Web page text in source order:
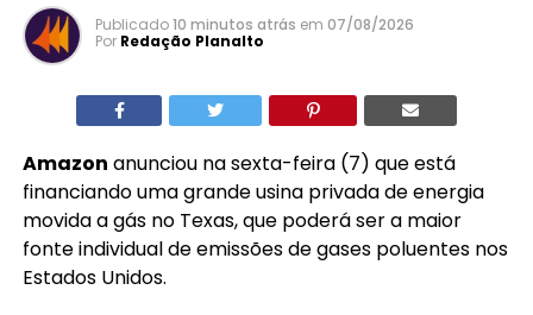
Publicado10 minutos atrás em 07/08/2026
Por Redação Planalto
Amazon anunciou na sexta-feira (7) que está
financiando uma grande usina privada de energia
movida a gás no Texas, que poderá ser a maior
fonte individual de emissões de gases poluentes nos
Estados Unidos.